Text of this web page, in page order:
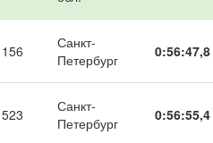
156
Санкт-
Петербург
0:56:47,8
523
Санкт-
Петербург
0:56:55,4